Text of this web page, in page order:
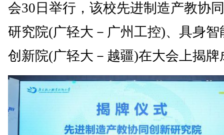
会30日举行，该校先进制造产教协
研究院(广轻大－广州工控)、具身智
创新院(广轻大－越疆)在大会上揭牌